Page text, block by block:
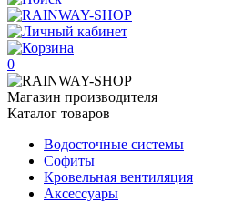
0
Магазин производителя
Каталог товаров
Водосточные системы
Софиты
Кровельная вентиляция
Аксессуары